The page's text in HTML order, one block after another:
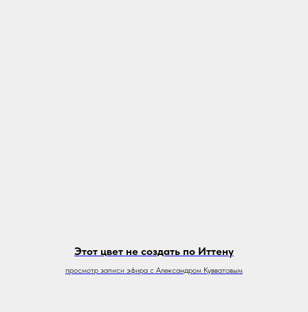
Этот цвет не создать по Иттену
просмотр записи эфира с Александром Кувватовым